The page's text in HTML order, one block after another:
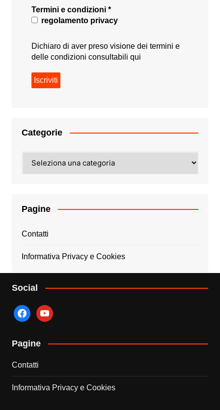
Termini e condizioni *
regolamento privacy
Dichiaro di aver preso visione dei termini e
delle condizioni consultabili qui
Categorie
Pagine
Contatti
Informativa Privacy e Cookies
Social
facebookyoutube
Pagine
Contatti
Informativa Privacy e Cookies